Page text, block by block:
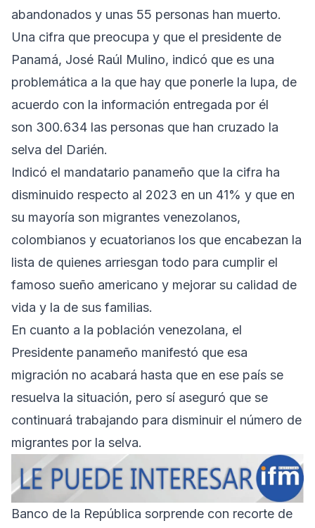
abandonados y unas 55 personas han muerto.
Una cifra que preocupa y que el presidente de
Panamá, José Raúl Mulino, indicó que es una
problemática a la que hay que ponerle la lupa, de
acuerdo con la información entregada por él
son 300.634 las personas que han cruzado la
selva del Darién.
Indicó el mandatario panameño que la cifra ha
disminuido respecto al 2023 en un 41% y que en
su mayoría son migrantes venezolanos,
colombianos y ecuatorianos los que encabezan la
lista de quienes arriesgan todo para cumplir el
famoso sueño americano y mejorar su calidad de
vida y la de sus familias.
En cuanto a la población venezolana, el
Presidente panameño manifestó que esa
migración no acabará hasta que en ese país se
resuelva la situación, pero sí aseguró que se
continuará trabajando para disminuir el número de
migrantes por la selva.
Banco de la República sorprende con recorte de